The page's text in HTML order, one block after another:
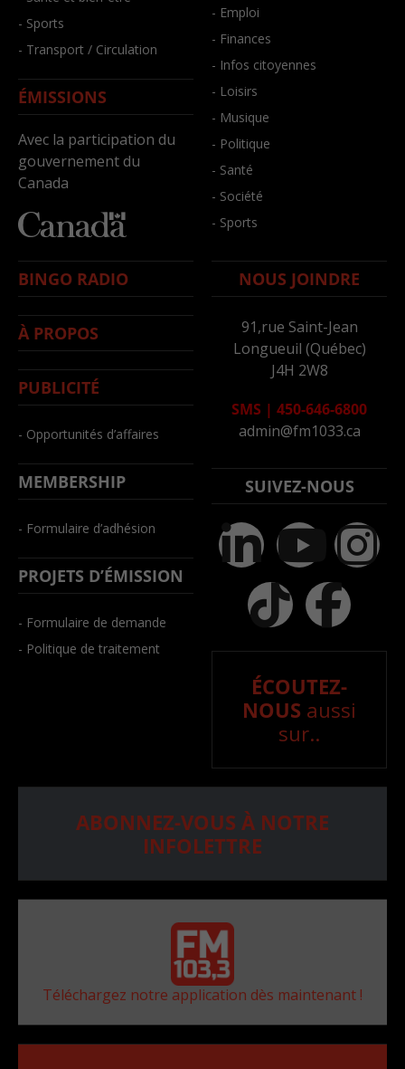
- Sports
- Transport / Circulation
ÉMISSIONS
Avec la participation du
gouvernement du
Canada
- Emploi
- Finances
- Infos citoyennes
- Loisirs
- Musique
- Politique
- Santé
- Société
- Sports
BINGO RADIO
À PROPOS
PUBLICITÉ
- Opportunités d’affaires
MEMBERSHIP
- Formulaire d’adhésion
PROJETS D’ÉMISSION
- Formulaire de demande
- Politique de traitement
NOUS JOINDRE
91,rue Saint-Jean
Longueuil (Québec)
J4H 2W8
SMS | 450-646-6800
admin@fm1033.ca
SUIVEZ-NOUS
ÉCOUTEZ-
NOUS aussi
sur..
ABONNEZ-VOUS À NOTRE
INFOLETTRE
Téléchargez notre application dès maintenant !